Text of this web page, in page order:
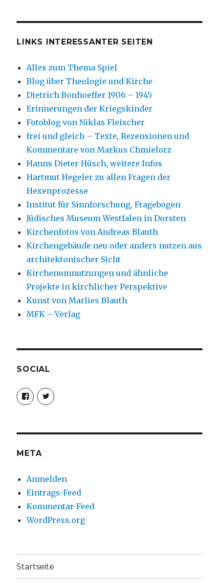
LINKS INTERESSANTER SEITEN
Alles zum Thema Spiel
Blog über Theologie und Kirche
Dietrich Bonhoeffer 1906 – 1945
Erinnerungen der Kriegskinder
Fotoblog von Niklas Fleischer
frei und gleich – Texte, Rezensionen und
Kommentare von Markus Chmielorz
Hanns Dieter Hüsch, weitere Infos
Hartmut Hegeler zu allen Fragen der
Hexenprozesse
Institut für Sinnforschung, Fragebogen
Jüdisches Museum Westfalen in Dorsten
Kirchenfotos von Andreas Blauth
Kirchengebäude neu oder anders nutzen aus
architektonischer Sicht
Kirchenumnutzungen und ähnliche
Projekte in kirchlicher Perspektive
Kunst von Marlies Blauth
MFK – Verlag
SOCIAL
Profil
von
christoph.fleischer1
anzeigen
Profil
von
anzeigen
META
Anmelden
Eintrags-Feed
Kommentar-Feed
WordPress.org
Startseite